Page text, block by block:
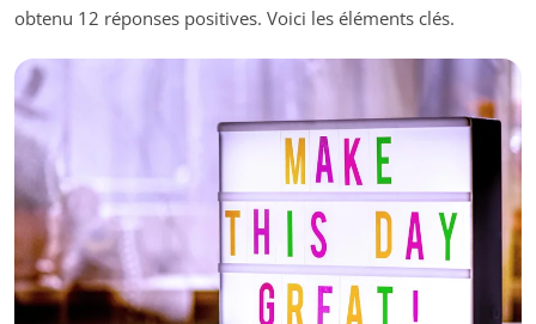
obtenu 12 réponses positives. Voici les éléments clés.